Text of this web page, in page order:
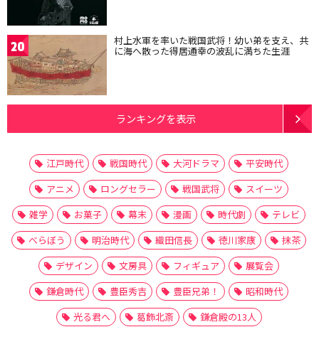
20 村上水軍を率いた戦国武将！幼い弟を支え、共
に海へ散った得居通幸の波乱に満ちた生涯
ランキングを表示
江戸時代 戦国時代 大河ドラマ
平安時代
アニメ
ロングセラー 戦国武将
スイーツ
雑学
お菓子 幕末 漫画 時代劇
テレビ
べらぼう
明治時代 織田信長 徳川家康
抹茶
デザイン
文房具 フィギュア
展覧会
鎌倉時代
豊臣秀吉 豊臣兄弟！
昭和時代
光る君へ
葛飾北斎 鎌倉殿の13人